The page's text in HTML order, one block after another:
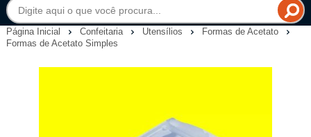
Página Inicial Confeitaria Utensílios
Formas de Acetato
Formas de Acetato Simples